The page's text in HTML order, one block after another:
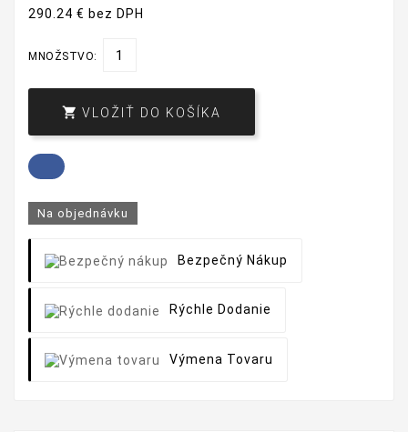
290.24 € bez DPH
MNOŽSTVO:
 VLOŽIŤ DO KOŠÍKA
Na objednávku
Bezpečný Nákup
Rýchle Dodanie
Výmena Tovaru